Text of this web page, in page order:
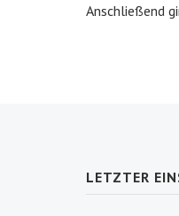
Anschließend
LETZTER